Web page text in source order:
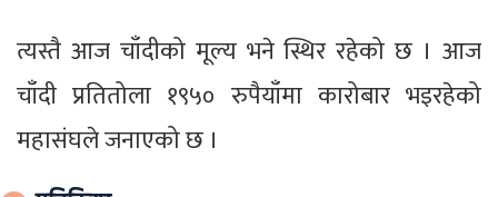
त्यस्तै आज चाँदीको मूल्य भने स्थिर रहेको छ । आज
चाँदी प्रतितोला १९५० रुपैयाँमा कारोबार भइरहेको
महासंघले जनाएको छ ।